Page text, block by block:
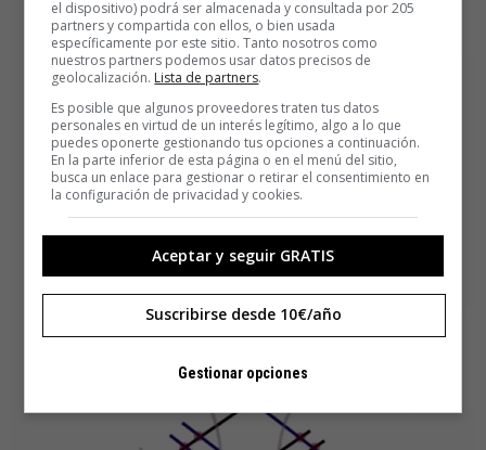
el dispositivo) podrá ser almacenada y consultada por 205
partners y compartida con ellos, o bien usada
específicamente por este sitio. Tanto nosotros como
nuestros partners podemos usar datos precisos de
geolocalización. Lista de partners.
Es posible que algunos proveedores traten tus datos
personales en virtud de un interés legítimo, algo a lo que
puedes oponerte gestionando tus opciones a continuación.
En la parte inferior de esta página o en el menú del sitio,
busca un enlace para gestionar o retirar el consentimiento en
la configuración de privacidad y cookies.
Aceptar y seguir GRATIS
Suscribirse desde 10€/año
Gestionar opciones